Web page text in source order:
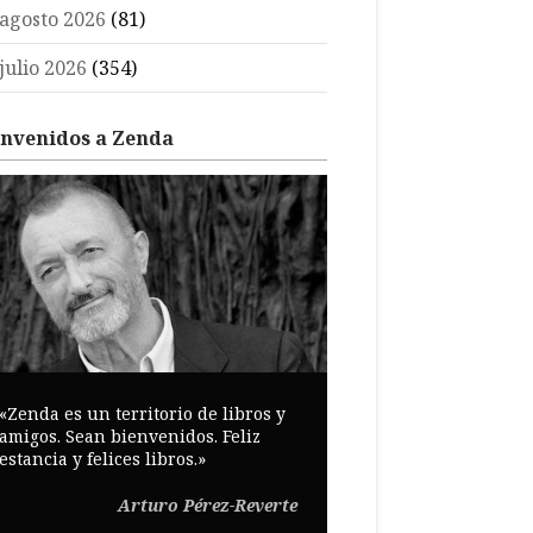
2026 (81)
2026 (354)
a Zenda
es un territorio de libros y
Sean bienvenidos. Feliz
y felices libros.»
Arturo Pérez-Reverte